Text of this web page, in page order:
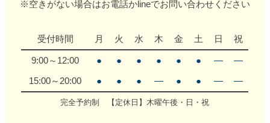
※空きがない場合はお電話かlineでお問い合わせください
受付時間 月 火 水 木 金 土 日 祝
9:00～12:00 ● ● ● ● ● ● ―
―
15:00～20:00
● ● ● ― ● ● ― ―
完全予約制 【定休日】木曜午後・日・祝